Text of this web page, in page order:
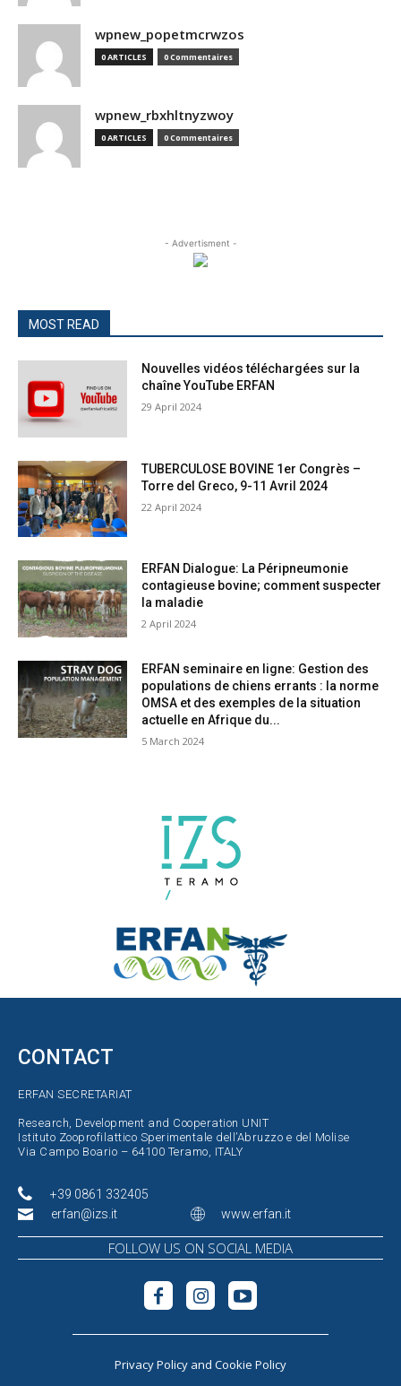
wpnew_popetmcrwzos
0 ARTICLES 0 Commentaires
wpnew_rbxhltnyzwoy
0 ARTICLES 0 Commentaires
- Advertisment -
MOST READ
Nouvelles vidéos téléchargées sur la
chaîne YouTube ERFAN
29 April 2024
TUBERCULOSE BOVINE 1er Congrès –
Torre del Greco, 9-11 Avril 2024
22 April 2024
ERFAN Dialogue: La Péripneumonie
contagieuse bovine; comment suspecter
la maladie
2 April 2024
ERFAN seminaire en ligne: Gestion des
populations de chiens errants : la norme
OMSA et des exemples de la situation
actuelle en Afrique du...
5 March 2024
CONTACT
ERFAN SECRETARIAT
Research, Development and Cooperation UNIT
Istituto Zooprofilattico Sperimentale dell’Abruzzo e del Molise
Via Campo Boario – 64100 Teramo, ITALY
+39 0861 332405
erfan@izs.it
www.erfan.it
FOLLOW US ON SOCIAL MEDIA
Privacy Policy and Cookie Policy